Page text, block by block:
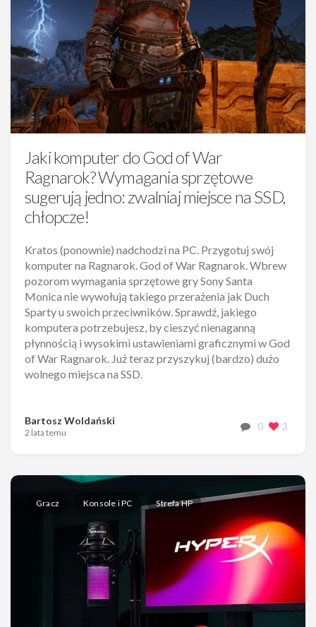
Jaki komputer do God of War
Ragnarok? Wymagania sprzętowe
sugerują jedno: zwalniaj miejsce na SSD,
chłopcze!
Kratos (ponownie) nadchodzi na PC. Przygotuj swój
komputer na Ragnarok. God of War Ragnarok. Wbrew
pozorom wymagania sprzętowe gry Sony Santa
Monica nie wywołują takiego przerażenia jak Duch
Sparty u swoich przeciwników. Sprawdź, jakiego
komputera potrzebujesz, by cieszyć nienaganną
płynnością i wysokimi ustawieniami graficznymi w God
of War Ragnarok. Już teraz przyszykuj (bardzo) dużo
wolnego miejsca na SSD.
Bartosz Woldański
2 lata temu
0 3
Gracz Konsole i PC Strefa HP